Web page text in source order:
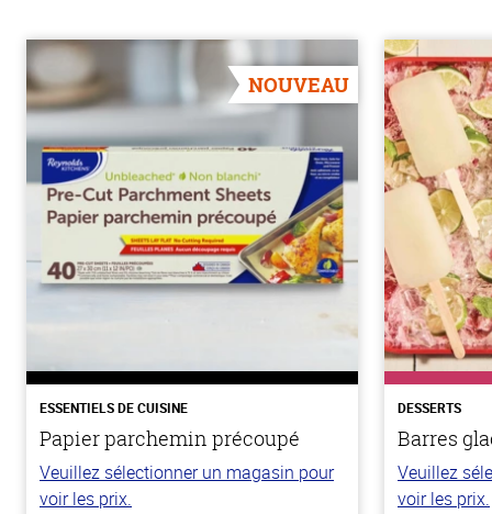
NOUVEAU
ESSENTIELS DE CUISINE
Papier parchemin précoupé
Veuillez sélectionner un magasin pour
voir les prix.
DESSERTS
Barres
Veuillez
voir les prix.